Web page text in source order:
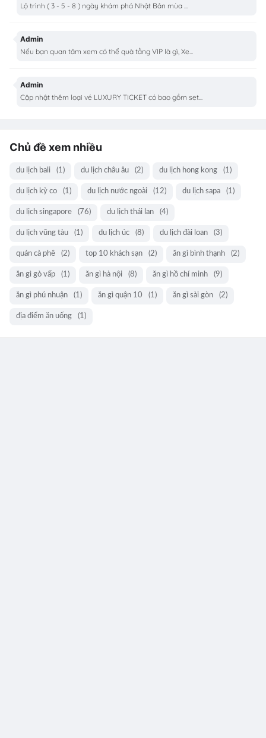
Lộ trình ( 3 - 5 - 8 ) ngày khám phá Nhật Bản mùa ...
Admin
Nếu bạn quan tâm xem có thể quà tằng VIP là gì, Xe...
Admin
Cập nhật thêm loại vé LUXURY TICKET có bao gồm set...
Chủ đề xem nhiều
du lịch bali (1) du lịch châu âu (2) du lịch hong kong (1)
du lịch kỳ co (1) du lịch nước ngoài (12) du lịch sapa (1)
du lịch singapore (76) du lịch thái lan (4)
du lịch vũng tàu (1) du lịch úc (8) du lịch đài loan (3)
quán cà phê (2) top 10 khách sạn (2) ăn gì bình thạnh (2)
ăn gì gò vấp (1) ăn gì hà nội (8) ăn gì hồ chí minh (9)
ăn gì phú nhuận (1) ăn gì quận 10 (1) ăn gì sài gòn (2)
địa điểm ăn uống (1)